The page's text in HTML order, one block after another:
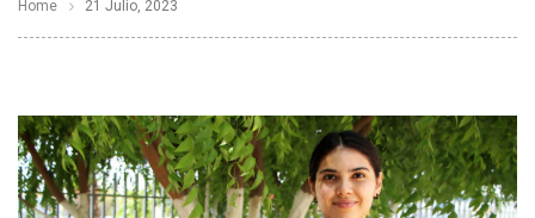
Home 21 Julio, 2023